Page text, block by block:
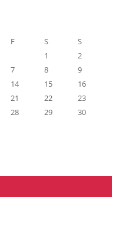
F S
S
1
2
7 8
9
14 15
16
21 22
23
28 29
30